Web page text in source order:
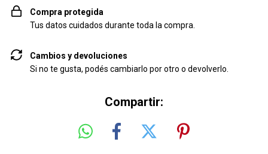
Compra protegida
Tus datos cuidados durante toda la compra.
Cambios y devoluciones
Si no te gusta, podés cambiarlo por otro o devolverlo.
Compartir: